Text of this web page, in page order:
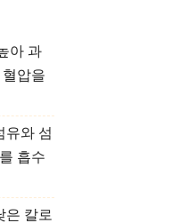
아 과
압을
유와 섬
흡수
은 칼로